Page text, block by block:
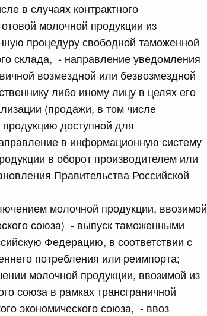
в случаях контрактного
молочной продукции из
процедуру свободной таможенной
склада, - направление уведомления
возмездной или безвозмездной
либо иному лицу в целях его
(продажи, в том числе
доступной для
в информационную систему
в оборот производителем или
Правительства Российской
молочной продукции, ввозимой
союза) - выпуск таможенными
Федерацию, в соответствии с
потребления или реимпорта;
молочной продукции, ввозимой из
союза в рамках трансграничной
экономического союза, - ввоз
июля 2015 г.
г. № 896
сентября
г. № 900
сентября 2018
г. № 893
ноября 2023 г.
г. № 892